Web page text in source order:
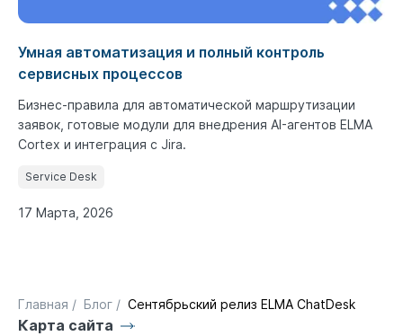
Умная автоматизация и полный контроль
сервисных процессов
Бизнес-правила для автоматической маршрутизации
заявок, готовые модули для внедрения AI-агентов ELMA
Cortex и интеграция с Jira.
Service Desk
17 Марта, 2026
Главная / Блог / Сентябрьский релиз ELMA ChatDesk
Карта сайта